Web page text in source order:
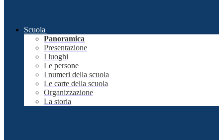
Scuola
Panoramica
Presentazione
I luoghi
Le persone
I numeri della scuola
Le carte della scuola
Organizzazione
La storia